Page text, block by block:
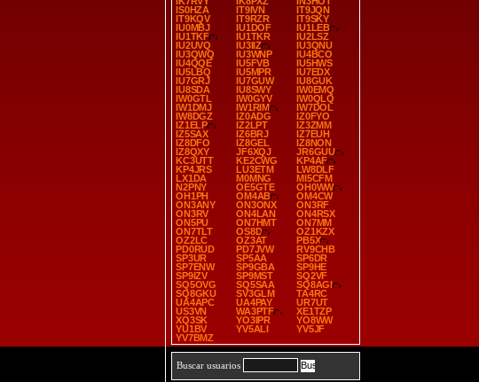
IS0HZA
IT9IVN
IT9JQN
IT9KQV
IT9RZR
IT9SKY
IU0MBJ
IU1DOF
IU1LEB
IU1TKF
IU1TKR
IU2LSZ
IU2UVQ
IU3IIZ
IU3QNU
IU3QWQ
IU3WNP
IU4BCO
IU4QQE
IU5FVB
IU5HWS
IU5LBQ
IU5MPR
IU7EDX
IU7GRJ
IU7GUW
IU8GUK
IU8SDA
IU8SWY
IW0EMQ
IW0GTL
IW0GYV
IW0QLQ
IW1DMJ
IW1RIM
IW7DOL
IW8DGZ
IZ0ADG
IZ0FYO
IZ1ELP
IZ2LPT
IZ3ZMM
IZ5SAX
IZ6BRJ
IZ7EUH
IZ8DFO
IZ8GEL
IZ8NON
IZ8QXY
JF6XQJ
JR6GUU
KC3UTT
KE2CWG
KP4AF
KP4JRS
LU3ETM
LW8DLF
LX1DA
M0MNG
MI5CFM
N2PNY
OE5GTE
OH0WW
OH1PH
OM4AB
OM4CW
ON3ANY
ON3ONX
ON3RF
ON3RV
ON4LAN
ON4RSX
ON5PU
ON7HMT
ON7MM
ON7TLT
OS8D
OZ1KZX
OZ2LC
OZ3AT
PB5X
PD0RUD
PD7JVW
RV9CHB
SP3UR
SP5AA
SP6DR
SP7ENW
SP9GBA
SP9HE
SP9IZV
SP9MST
SQ2VF
SQ5OVG
SQ5SAA
SQ8AGI
SQ8GKU
SV3GLM
TA4RC
UA4APC
UA4PAY
UR7UT
US3VN
WA3PTF
XE1TZP
XQ3SK
YO3IPR
YO8WW
YU1BV
YV5ALI
YV5JF
YV7BMZ
Buscar usuarios